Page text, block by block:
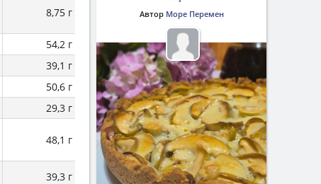
8,75 г
54,2 г
39,1 г
50,6 г
29,3 г
48,1 г
39,3 г
Автор Море Перемен